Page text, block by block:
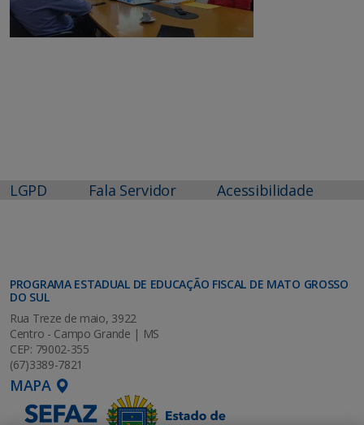
LGPD Fala Servidor Acessibilidade
PROGRAMA ESTADUAL DE EDUCAÇÃO FISCAL DE MATO GROSSO
DO SUL
Rua Treze de maio, 3922
Centro - Campo Grande | MS
CEP: 79002-355
(67)3389-7821
MAPA